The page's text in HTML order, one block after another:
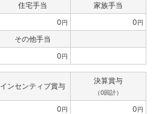
住宅手当
家族手当
0円 0円
その他手当
0円
インセンティブ賞与
決算賞与
（0回計）
0円 0円